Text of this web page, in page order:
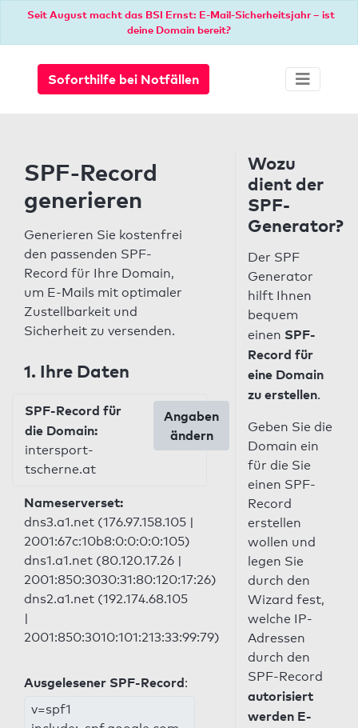
Seit August macht das BSI Ernst: E-Mail-Sicherheitsjahr – ist
deine Domain bereit?
Soforthilfe bei Notfällen
SPF-Record
generieren
Generieren Sie kostenfrei
den passenden SPF-
Record für Ihre Domain,
um E-Mails mit optimaler
Zustellbarkeit und
Sicherheit zu versenden.
1. Ihre Daten
SPF-Record für
die Domain:
intersport-
tscherne.at
Angaben
ändern
Nameserverset:
dns3.a1.net (176.97.158.105 |
2001:67c:10b8:0:0:0:0:105)
dns1.a1.net (80.120.17.26 |
2001:850:3030:31:80:120:17:26)
dns2.a1.net (192.174.68.105
|
2001:850:3010:101:213:33:99:79)
Ausgelesener SPF-Record:
v=spf1
Wozu
dient der
SPF-
Generator?
Der SPF
Generator
hilft Ihnen
bequem
einen SPF-
Record für
eine Domain
zu erstellen.
Geben Sie die
Domain ein
für die Sie
einen SPF-
Record
erstellen
wollen und
legen Sie
durch den
Wizard fest,
welche IP-
Adressen
durch den
SPF-Record
autorisiert
werden E-